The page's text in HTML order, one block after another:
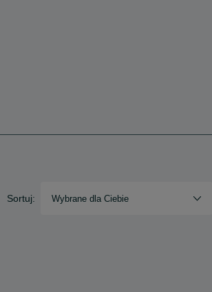
Sortuj: Wybrane dla Ciebie